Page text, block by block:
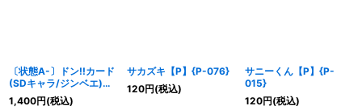
〔状態A-〕ドン!!カード
(SDキャラ/ジンベエ)
【-】{-}
1,400円(税込)
サカズキ【P】{P-076}
120円(税込)
サニーくん【P】{P-
015}
120円(税込)